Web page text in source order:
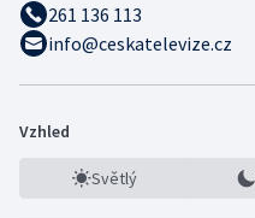
261 136 113
info@ceskatelevize.cz
Vzhled
Světlý